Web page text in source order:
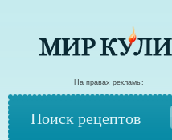
На правах рекламы:
Поиск рецептов